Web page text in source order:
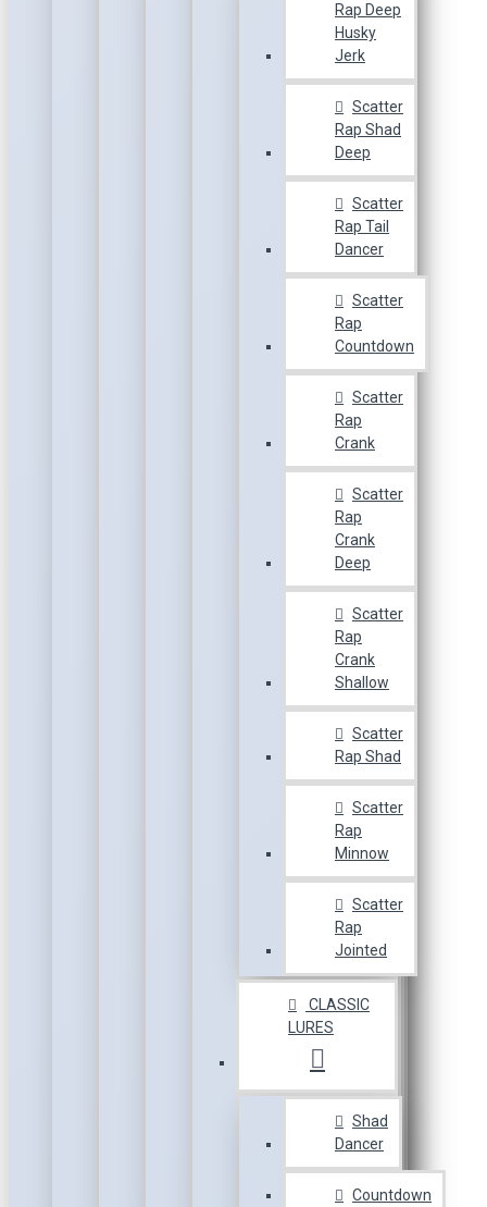
Rap Deep
Husky
Jerk
Scatter
Rap Shad
Deep
Scatter
Rap Tail
Dancer
Scatter
Rap
Countdown
Scatter
Rap
Crank
Scatter
Rap
Crank
Deep
Scatter
Rap
Crank
Shallow
Scatter
Rap Shad
Scatter
Rap
Minnow
Scatter
Rap
Jointed
CLASSIC
LURES
Shad
Dancer
Countdown